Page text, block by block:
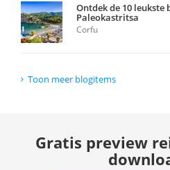
Ontdek de 10
Paleokastritsa
Corfu
Toon meer blogitems
Gratis preview